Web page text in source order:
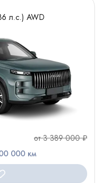
л.с.) AWD
от 3 389 000 ₽
000 км